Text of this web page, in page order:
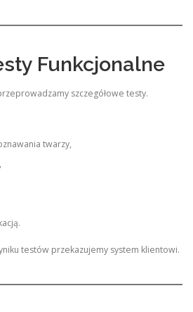
Funkcjonalne
szczegółowe testy.
twarzy,
testów przekazujemy system klientowi.